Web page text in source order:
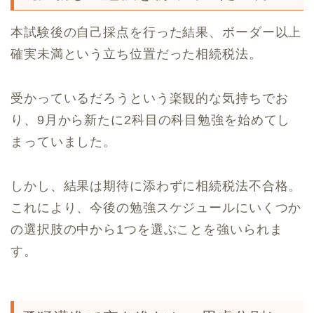
本試験後の自己採点を行った結果、ボーダー以上
確実未満という立ち位置だった相続税法。
受かっているだろうという楽観的な気持ちでお
り、9月から新たに2科目の科目勉強を始めてし
まっていました。
しかし、結果は期待に添わずに相続税法不合格。
これにより、今後の勉強スケジュールにいくつか
の選択肢の中から1つを選ぶことを強いられま
す。